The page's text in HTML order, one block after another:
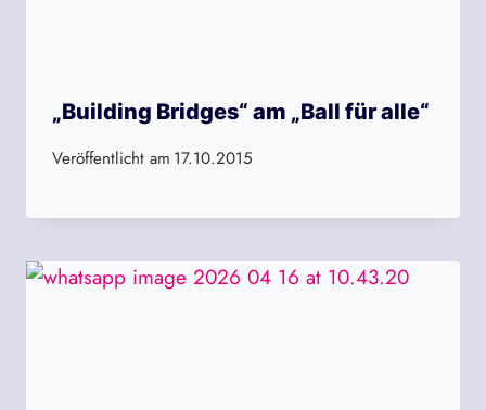
„Building Bridges“ am „Ball für alle“
Veröffentlicht am 17.10.2015